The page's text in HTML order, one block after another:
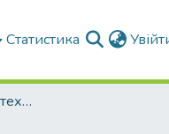
Статистика
Факультет Механіко-технологічний